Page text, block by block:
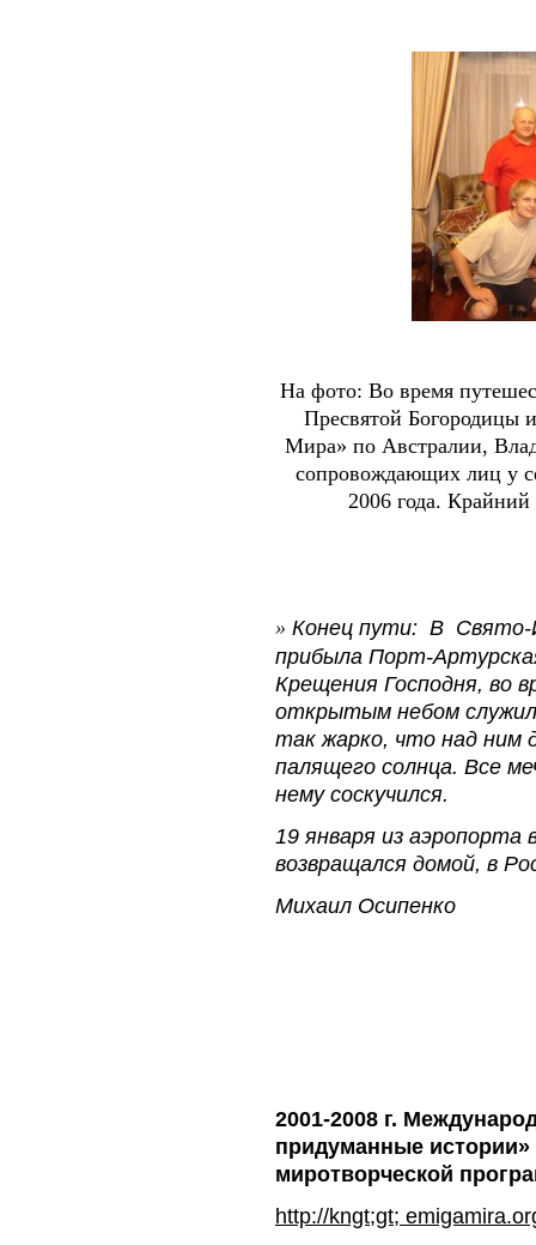
На фото: Во время
Пресвятой Богородицы
Мира» по Австралии,
сопровождающих лиц у
2006 года.
» Конец пути: В Свято-
прибыла Порт-
Крещения Господня, во
открытым небом
так жарко, что над
палящего солнца. Все
нему соскучился.
19 января из
возвращался домой, в
Михаил Осипенко
2001-2008 г.
придуманные
миротворческой
http://kngt;gt;